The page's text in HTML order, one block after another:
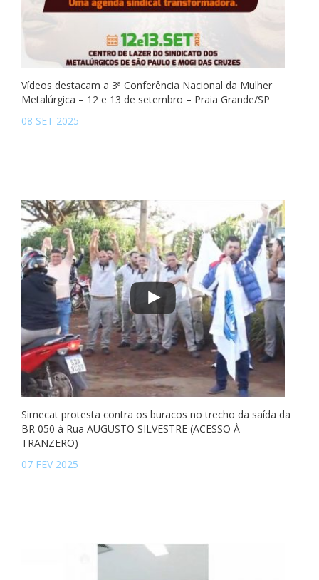
Vídeos destacam a 3ª Conferência Nacional da Mulher
Metalúrgica – 12 e 13 de setembro – Praia Grande/SP
08 SET 2025
Simecat protesta contra os buracos no trecho da saída da
BR 050 à Rua AUGUSTO SILVESTRE (ACESSO À
TRANZERO)
07 FEV 2025